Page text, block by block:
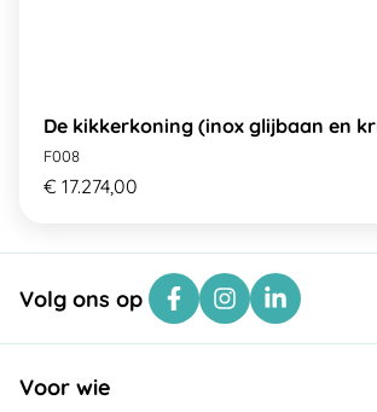
De kikkerkoning (inox glijbaan en
F008
€ 17.274,00
Volg ons op
Voor wie